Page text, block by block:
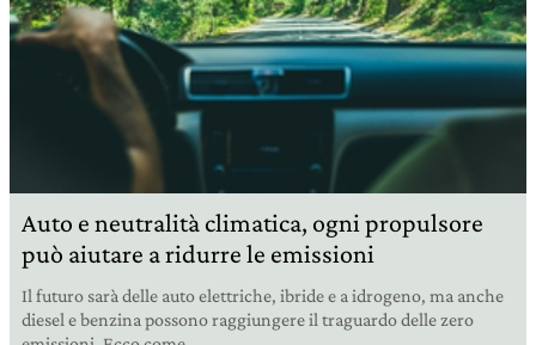
Auto e neutralità climatica, ogni propulsore
può aiutare a ridurre le emissioni
Il futuro sarà delle auto elettriche, ibride e a idrogeno, ma anche
diesel e benzina possono raggiungere il traguardo delle zero